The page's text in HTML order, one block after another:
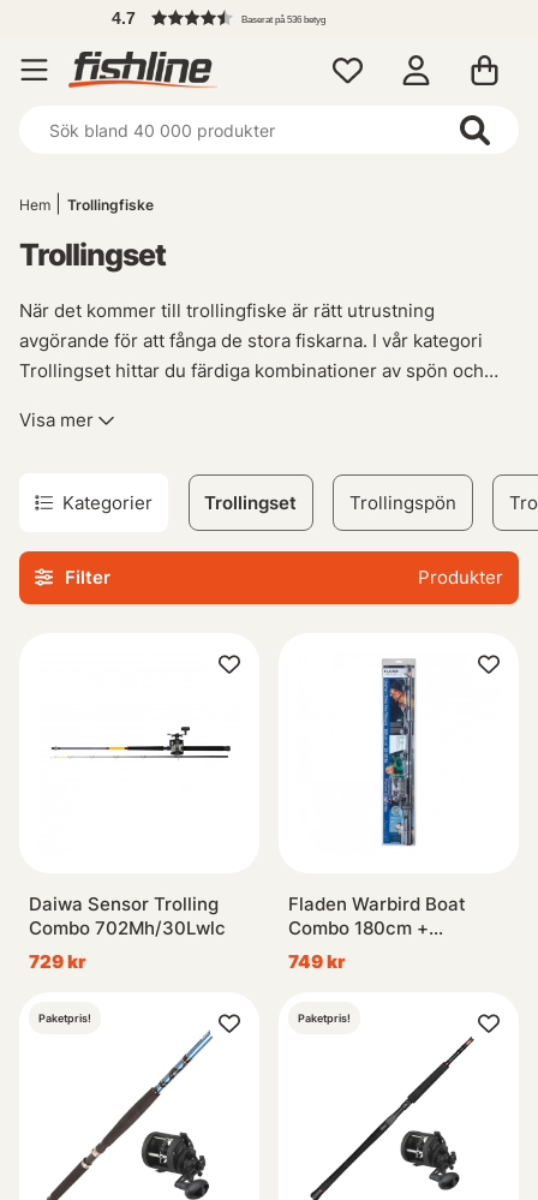
4.7 Baserat på 536 betyg
Hem Trollingfiske
Trollingset
När det kommer till trollingfiske är rätt utrustning
avgörande för att fånga de stora fiskarna. I vår kategori
Trollingset hittar du färdiga kombinationer av spön och
erbjuder även ett brett urval av beten speciellt framtagna
hjälper dig att nå önskad nivå i vattnet.
Oavsett om du är nybörjare eller erfaren inom sportfiske
har vi sammansatt dessa set med omsorg, så att du kan
vara säker på att din utrustning håller högsta kvalitet och
eller möjligheten att uppgradera din befintliga utrustning
Upptäck mångsidigheten hos vårt sortiment när det gäller
material, längd på spöna, kapaciteten hos rullarna samt
olika typer av beten – allt samlat här under enkla former!
Visa mer
Kategorier Trollingspön
Trollingset
Filter Produkter
Daiwa Sensor Trolling
Combo 702Mh/30Lwlc
729 kr
Fladen Warbird Boat
Combo 180cm +
Chieftain 30 w. Line
749 kr
Paketpris! Paketpris!